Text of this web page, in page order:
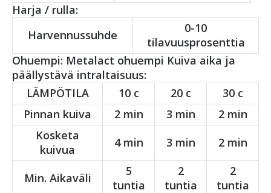
Harja / rulla:
Harvennussuhde
0-10
tilavuusprosenttia
Ohuempi: Metalact ohuempi Kuiva aika ja
päällystävä intraltaisuus:
LÄMPÖTILA
10 c 20 c
30 c
Pinnan kuiva
2 min 3 min
2 min
Kosketa
kuivua
4 min 3 min 2 min
Min. Aikaväli
5
tuntia
2
tuntia
2
tuntia